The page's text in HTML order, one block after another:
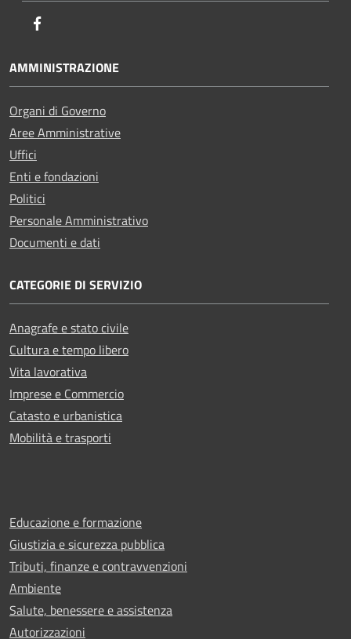
AMMINISTRAZIONE
Organi di Governo
Aree Amministrative
Uffici
Enti e fondazioni
Politici
Personale Amministrativo
Documenti e dati
CATEGORIE DI SERVIZIO
Anagrafe e stato civile
Cultura e tempo libero
Vita lavorativa
Imprese e Commercio
Catasto e urbanistica
Mobilità e trasporti
Educazione e formazione
Giustizia e sicurezza pubblica
Tributi, finanze e contravvenzioni
Ambiente
Salute, benessere e assistenza
Autorizzazioni